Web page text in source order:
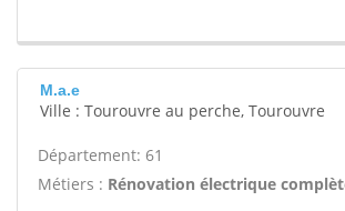
M.a.e
Ville : Tourouvre au perche, Tourouvre
Département: 61
Métiers : Rénovation électrique